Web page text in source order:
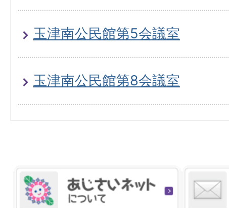
玉津南公民館第5会議室
玉津南公民館第8会議室